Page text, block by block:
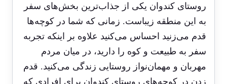
روستای کندوان یکی از جذاب‌ترین بخش‌های سفر
به این منطقه زیباست. زمانی که شما در کوچه‌ها
قدم می‌زنید احساس می‌کنید علاوه بر اینکه تجربه
سفر به طبیعت و کوه را دارید، در میان مردم
مهربان و مهمان‌نواز روستایی زندگی می‌کنید. قدم
زدن در کوچه‌های روستای کندوان برای افرادی که